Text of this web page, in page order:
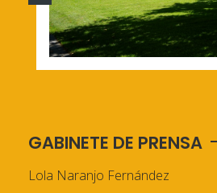
GABINETE DE PRENSA
Lola Naranjo Fernández